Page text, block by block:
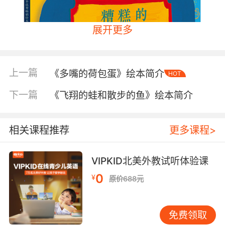
内容简介
展开更多
上一篇 《多嘴的荷包蛋》绘本简介 HOT
下一篇 《飞翔的蛙和散步的鱼》绘本简介
相关课程推荐 更多课程>
VIPKID北美外教试听体验课
¥0 原价688元
免费领取